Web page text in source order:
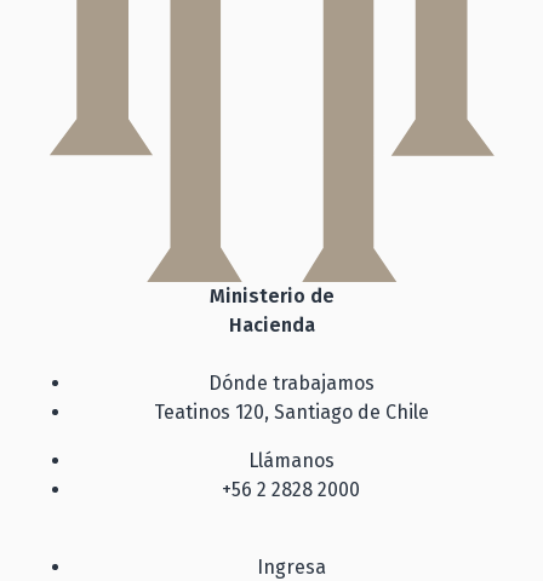
Ministerio de
Hacienda
Dónde trabajamos
Teatinos 120, Santiago de Chile
Llámanos
+56 2 2828 2000
Ingresa